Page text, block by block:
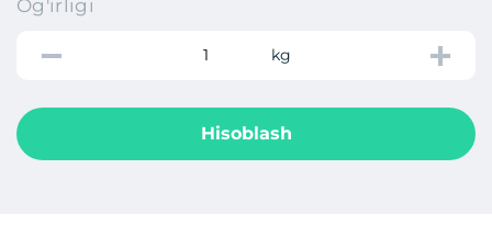
Og'irligi
kg
Hisoblash